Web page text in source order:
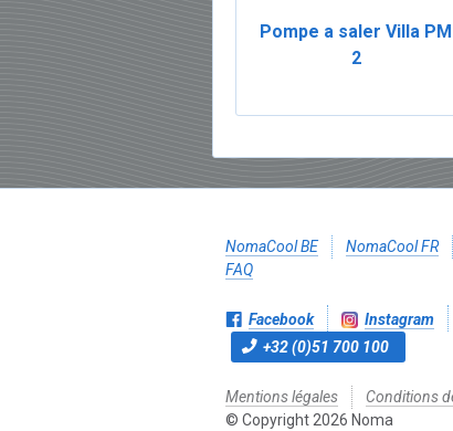
Pompe a saler Villa PM
2
NomaCool BE NomaCool FR
FAQ
Facebook Instagram
+32 (0)51 700 100
Mentions légales Conditions
© Copyright 2026 Noma